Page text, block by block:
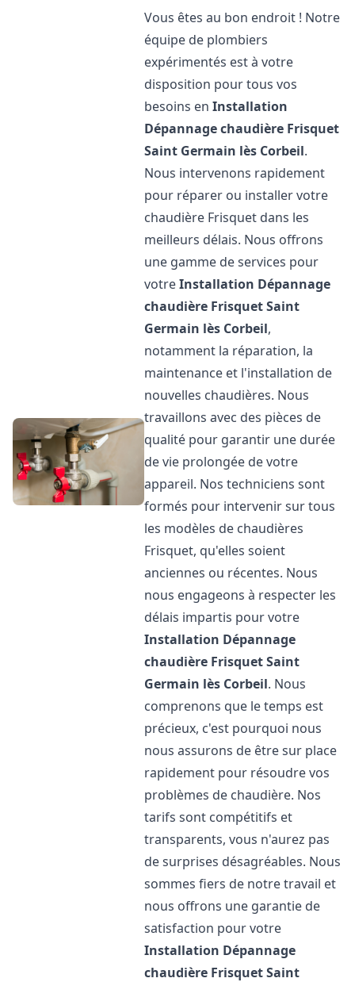
Vous êtes au bon endroit ! Notre
équipe de plombiers
expérimentés est à votre
disposition pour tous vos
besoins enInstallation
Dépannage chaudière Frisquet
Saint Germain lès Corbeil.
Nous intervenons rapidement
pour réparer ou installer votre
chaudière Frisquet dans les
meilleurs délais. Nous offrons
une gamme de services pour
votreInstallation Dépannage
chaudière FrisquetSaint
Germain lès Corbeil,
notamment la réparation, la
maintenance et l'installation de
nouvelles chaudières. Nous
travaillons avec des pièces de
qualité pour garantir une durée
de vie prolongée de votre
appareil. Nos techniciens sont
formés pour intervenir sur tous
les modèles de chaudières
Frisquet, qu'elles soient
anciennes ou récentes. Nous
nous engageons à respecter les
délais impartis pour votre
Installation Dépannage
chaudière FrisquetSaint
Germain lès Corbeil. Nous
comprenons que le temps est
précieux, c'est pourquoi nous
nous assurons de être sur place
rapidement pour résoudre vos
problèmes de chaudière. Nos
tarifs sont compétitifs et
transparents, vous n'aurez pas
de surprises désagréables. Nous
sommes fiers de notre travail et
nous offrons une garantie de
satisfaction pour votre
Installation Dépannage
chaudière FrisquetSaint